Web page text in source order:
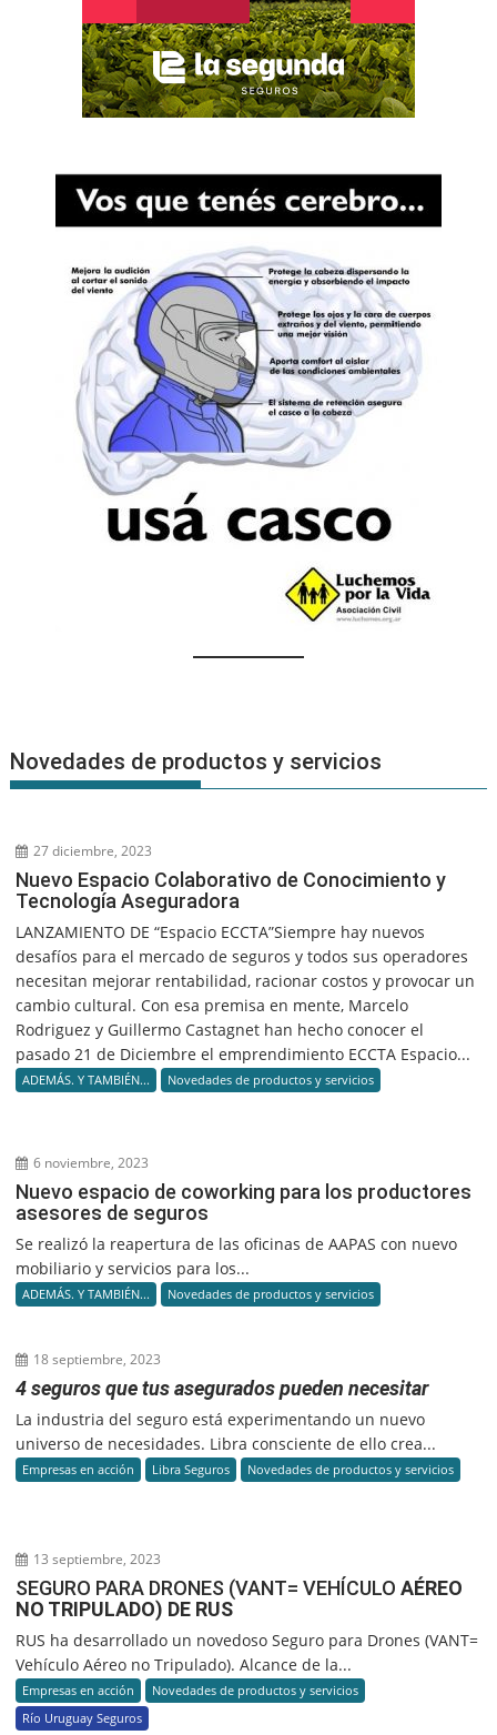
Novedades de productos y servicios
27 diciembre, 2023
Nuevo Espacio Colaborativo de Conocimiento y
Tecnología Aseguradora
LANZAMIENTO DE “Espacio ECCTA”Siempre hay nuevos
desafíos para el mercado de seguros y todos sus operadores
necesitan mejorar rentabilidad, racionar costos y provocar un
cambio cultural. Con esa premisa en mente, Marcelo
Rodriguez y Guillermo Castagnet han hecho conocer el
pasado 21 de Diciembre el emprendimiento ECCTA Espacio...
ADEMÁS. Y TAMBIÉN... Novedades de productos y servicios
6 noviembre, 2023
Nuevo espacio de coworking para los productores
asesores de seguros
Se realizó la reapertura de las oficinas de AAPAS con nuevo
mobiliario y servicios para los...
ADEMÁS. Y TAMBIÉN... Novedades de productos y servicios
18 septiembre, 2023
4 seguros que tus asegurados pueden necesitar
La industria del seguro está experimentando un nuevo
universo de necesidades. Libra consciente de ello crea...
Empresas en acción Libra Seguros Novedades de productos y servicios
13 septiembre, 2023
SEGURO PARA DRONES (VANT= VEHÍCULOAÉREO
NO TRIPULADO) DE RUS
RUS ha desarrollado un novedoso Seguro para Drones (VANT=
Vehículo Aéreo no Tripulado). Alcance de la...
Empresas en acción
Novedades de productos y servicios
Río Uruguay Seguros